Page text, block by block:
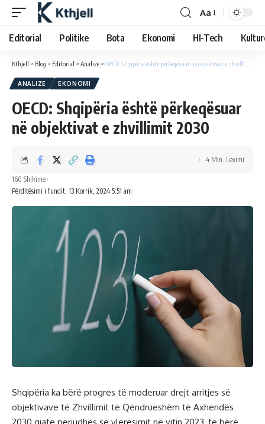
Aa
Editorial Politike Bota Ekonomi HI-Tech
Kthjell > Blog > Editorial > Analize > OECD: Shqipëria është përkeqësuar në objektivat e zhvillimit 2030
ANALIZE EKONOMI
OECD: Shqipëria është përkeqësuar
në objektivat e zhvillimit 2030
Përditësimi i fundit: 13 Korrik, 2024 5:51 am
160 Shikime
4 Min. Leximi
Shqipëria ka bërë progres të moderuar drejt arritjes së
objektivave të Zhvillimit të Qëndrueshëm të Axhendës